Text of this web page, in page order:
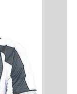
amaçlarıyla
alan panel
detaylı bilgi